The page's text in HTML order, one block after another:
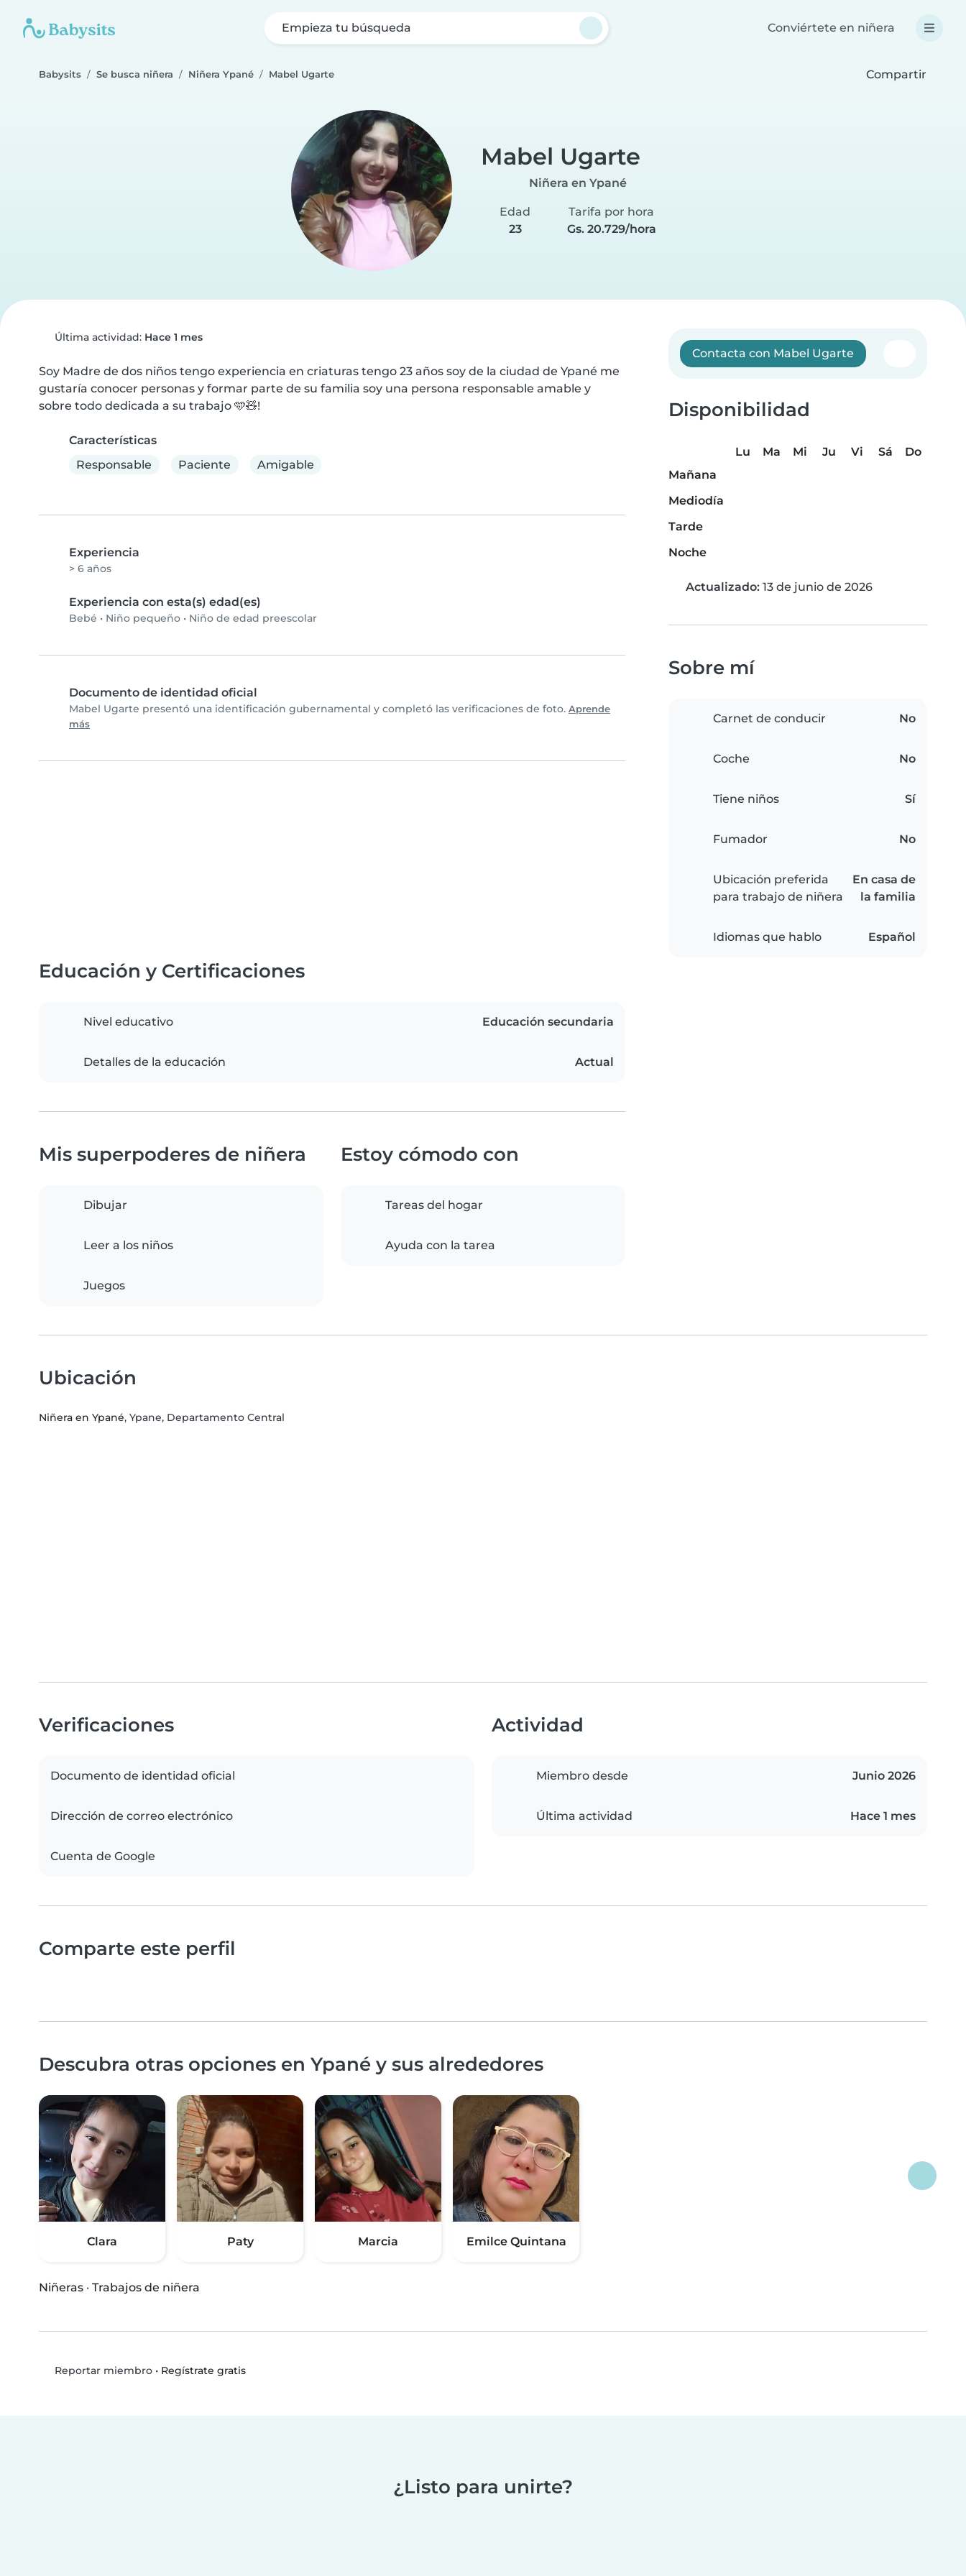
Empieza tu búsqueda Conviértete en niñera
Babysits Se busca niñera Niñera Ypané Mabel Ugarte Compartir
Mabel Ugarte
Niñera en Ypané
Edad
23
Tarifa por hora
Gs. 20.729/hora
Última actividad: Hace 1 mes
Soy Madre de dos niños tengo experiencia en criaturas tengo 23 años soy de la ciudad de Ypané me
gustaría conocer personas y formar parte de su familia soy una persona responsable amable y
sobre todo dedicada a su trabajo 🩵🧸!
Características
Responsable
Paciente Amigable
Experiencia
> 6 años
Experiencia con esta(s) edad(es)
Bebé • Niño pequeño • Niño de edad preescolar
Documento de identidad oficial
Mabel Ugarte presentó una identificación gubernamental y completó las verificaciones de foto. Aprende
más
Contacta con Mabel Ugarte
Disponibilidad
Lu Ma Mi Ju Vi Sá
Do
Mañana
Mediodía
Tarde
Noche
Actualizado: 13 de junio de 2026
Sobre mí
Carnet de conducir No
Coche No
Tiene niños Sí
Fumador No
Ubicación preferida
para trabajo de niñera
En casa de
la familia
Idiomas que hablo Español
Educación y Certificaciones
Nivel educativo Educación secundaria
Detalles de la educación Actual
Mis superpoderes de niñera
Dibujar
Leer a los niños
Juegos
Estoy cómodo con
Tareas del hogar
Ayuda con la tarea
Ubicación
Niñera en Ypané, Ypane, Departamento Central
Verificaciones
Documento de identidad oficial
Dirección de correo electrónico
Cuenta de Google
Actividad
Miembro desde Junio 2026
Última actividad Hace 1 mes
Comparte este perfil
Descubra otras opciones en Ypané y sus alrededores
Clara Paty Marcia Emilce Quintana
Niñeras · Trabajos de niñera
Reportar miembro• Regístrate gratis
¿Listo para unirte?